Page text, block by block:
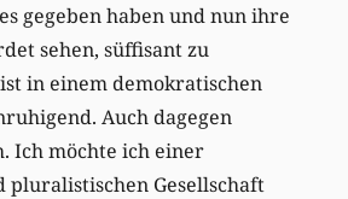
gegeben haben und nun ihre
sehen, süffisant zu
in einem demokratischen
Auch dagegen
Ich möchte ich einer
pluralistischen Gesellschaft